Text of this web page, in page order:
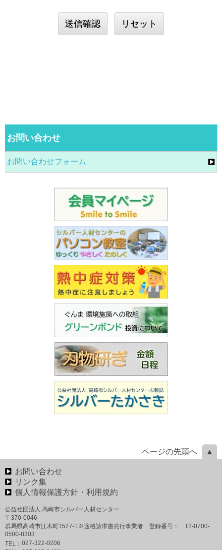
お問い合わせ
お問い合わせフォーム
ページの先頭へ
お問い合わせ
リンク集
個人情報保護方針・利用規約
公益社団法人 高崎市シルバー人材センター
〒370-0046
群馬県高崎市江木町1527-1※適格請求書発行事業者 登録番号： T2-0700-
0500-8303
TEL： 027-322-0206